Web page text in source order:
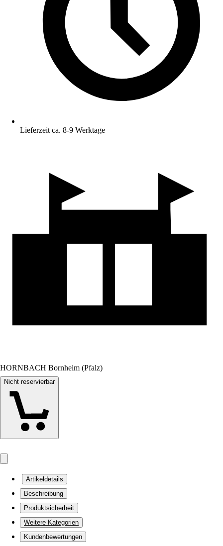
Lieferzeit ca. 8-9 Werktage
HORNBACH Bornheim (Pfalz)
Nicht reservierbar
Artikeldetails
Beschreibung
Produktsicherheit
Weitere Kategorien
Kundenbewertungen